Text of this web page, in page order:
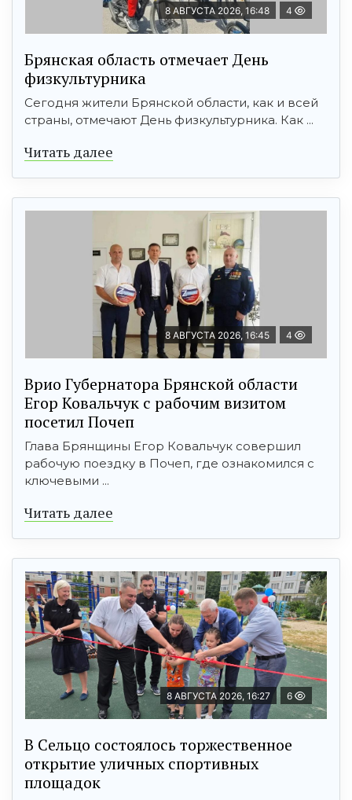
8 АВГУСТА 2026, 16:48 4
Брянская область отмечает День
физкультурника
Сегодня жители Брянской области, как и всей
страны, отмечают День физкультурника. Как ...
Читать далее
8 АВГУСТА 2026, 16:45 4
Врио Губернатора Брянской области
Егор Ковальчук с рабочим визитом
посетил Почеп
Глава Брянщины Егор Ковальчук совершил
рабочую поездку в Почеп, где ознакомился с
ключевыми ...
Читать далее
8 АВГУСТА 2026, 16:27 6
В Сельцо состоялось торжественное
открытие уличных спортивных
площадок